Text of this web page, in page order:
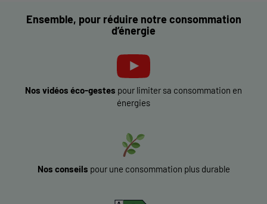
Ensemble, pour réduire notre consommation
d’énergie
Nos vidéos éco-gestes pour limiter sa consommation en
énergies
Nos conseils pour une consommation plus durable